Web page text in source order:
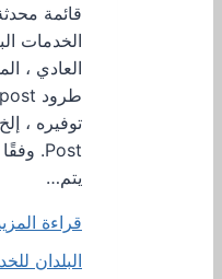
قائمة
الخدمات
العادي ،
يتم…
قراءة
البلدان